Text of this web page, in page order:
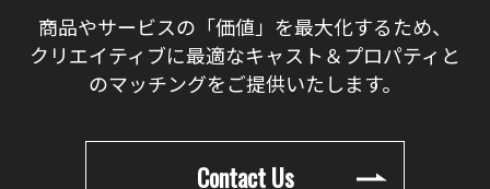
商品やサービスの「価値」を最大化するため、
クリエイティブに最適なキャスト＆プロパティと
のマッチングをご提供いたします。
Contact Us